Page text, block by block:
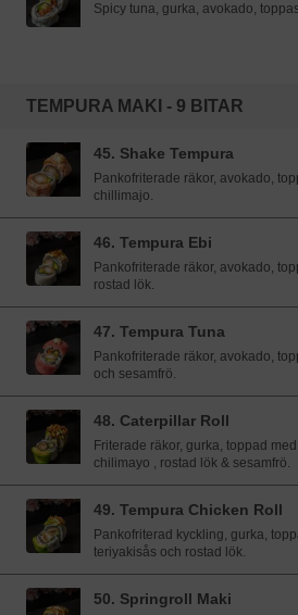
Spicy tuna, gurka, avokado,
TEMPURA MAKI - 9 BITAR
45. Shake Tempura
Pankofriterade räkor, avokado,
chillimajo.
46. Tempura Ebi
Pankofriterade räkor, avokado,
rostad lök.
47. Tempura Tuna
Pankofriterade räkor, avokado,
och sesamfrö.
48. Caterpillar Roll
Friterade räkor, gurka, toppad
chilimayo , rostad lök & sesamfrö.
49. Tempura Chicken Roll
Pankofriterad kyckling, gurka,
teriyakisås och rostad lök.
50. Springroll Maki